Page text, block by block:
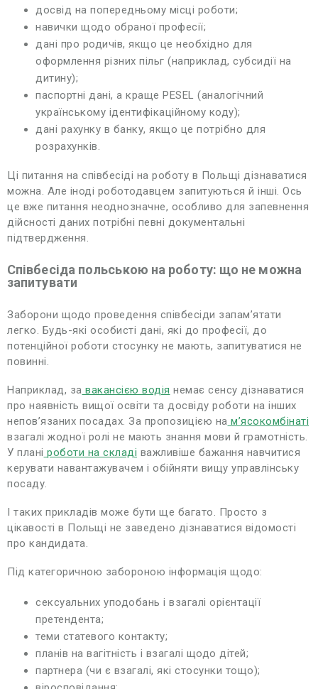
досвід на попередньому місці роботи;
навички щодо обраної професії;
дані про родичів, якщо це необхідно для
оформлення різних пільг (наприклад, субсидії на
дитину);
паспортні дані, а краще PESEL (аналогічний
українському ідентифікаційному коду);
дані рахунку в банку, якщо це потрібно для
розрахунків.
Ці питання на співбесіді на роботу в Польщі дізнаватися
можна. Але іноді роботодавцем запитуються й інші. Ось
це вже питання неоднозначне, особливо для запевнення
дійсності даних потрібні певні документальні
підтвердження.
Співбесіда польською на роботу: що не можна
запитувати
Заборони щодо проведення співбесіди запам’ятати
легко. Будь-які особисті дані, які до професії, до
потенційної роботи стосунку не мають, запитуватися не
повинні.
Наприклад, за вакансією водія немає сенсу дізнаватися
про наявність вищої освіти та досвіду роботи на інших
непов’язаних посадах. За пропозицією на м’ясокомбінаті
взагалі жодної ролі не мають знання мови й грамотність.
У плані роботи на складі важливіше бажання навчитися
керувати навантажувачем і обійняти вищу управлінську
посаду.
І таких прикладів може бути ще багато. Просто з
цікавості в Польщі не заведено дізнаватися відомості
про кандидата.
Під категоричною забороною інформація щодо:
сексуальних уподобань і взагалі орієнтації
претендента;
теми статевого контакту;
планів на вагітність і взагалі щодо дітей;
партнера (чи є взагалі, які стосунки тощо);